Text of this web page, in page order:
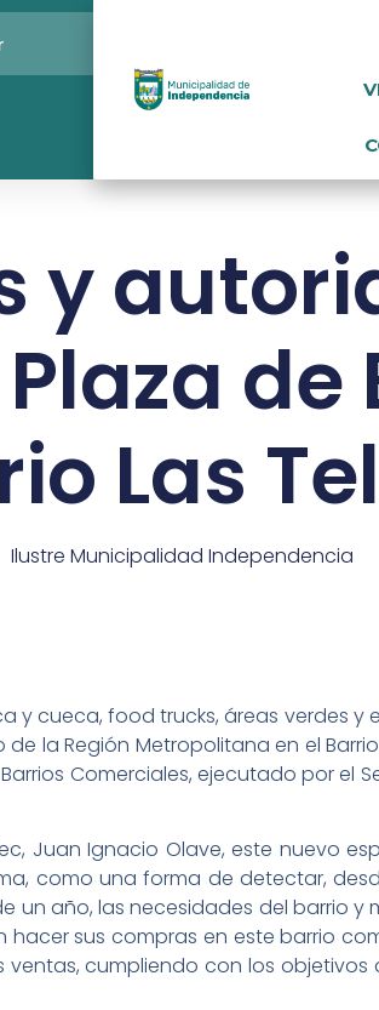
y
de
Las
Ilustre Municipalidad Independencia
y cueca, food trucks, áreas verdes y
la Región Metropolitana en el
Comerciales, ejecutado por el
Juan Ignacio Olave, este nuevo
como una forma de detectar,
año, las necesidades del barrio y
sus compras en este barrio
ventas, cumpliendo con los